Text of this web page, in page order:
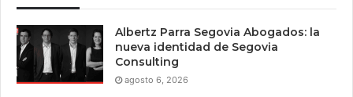
Albertz Parra Segovia Abogados: la
nueva identidad de Segovia
Consulting
agosto 6, 2026